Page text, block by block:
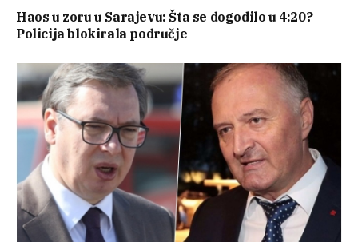
Haos u zoru u Sarajevu: Šta se dogodilo u 4:20?
Policija blokirala područje